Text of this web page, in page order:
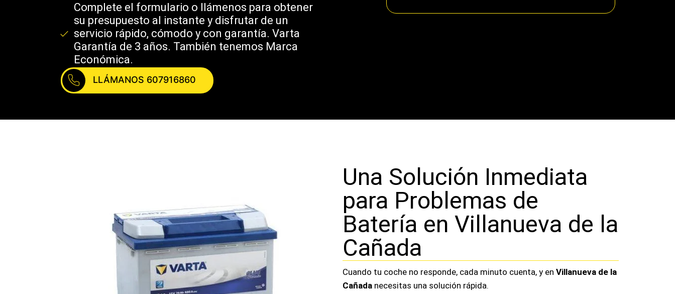
Complete el formulario o llámenos para obtener
su presupuesto al instante y disfrutar de un
servicio rápido, cómodo y con garantía. Varta
Garantía de 3 años. También tenemos Marca
Económica.
LLÁMANOS 607916860
Una Solución Inmediata
para Problemas de
Batería en Villanueva de la
Cañada
Cuando tu coche no responde, cada minuto cuenta, y en Villanueva de la
Cañada necesitas una solución rápida.